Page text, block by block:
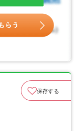
保存する